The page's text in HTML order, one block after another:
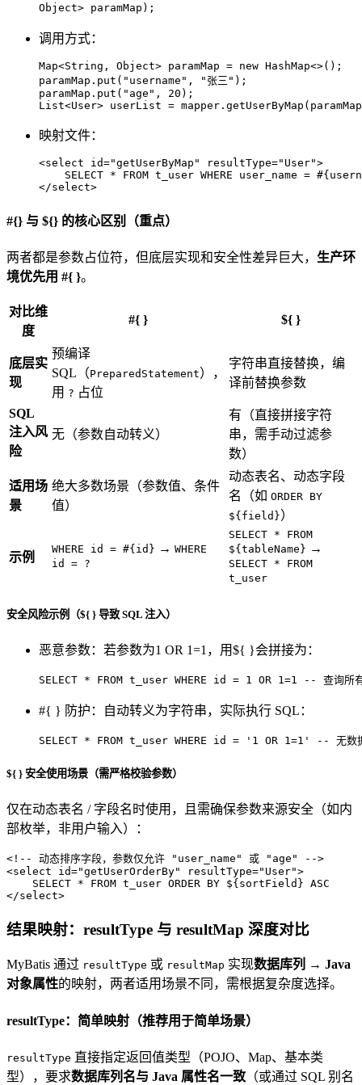
Object> paramMap);
调用方式：
Map<String, Object> paramMap = new HashMap<>();
paramMap.put( "username" , "张三" );
paramMap.put( "age" , 20 );
List<User> userList =
映射文件：
<select id="getUserByMap" resultType="User">
</select>
#{} 与 ${} 的核心区别（重点）
两者都是参数占位符，但底层实现和安全性差异巨大， 生产环
境优先用 #{ }。
对比维
度
#{ } ${ }
底层实
现
预编译
SQL（PreparedStatement），
用 ? 占位
字符串直接替换，编
译前替换参数
SQL
注入风
险
无（参数自动转义）
有（直接拼接字符
串，需手动过滤参
数）
适用场
景
绝大多数场景（参数值、条件
值）
动态表名、动态字段
名（如 ORDER BY
${field}）
示例
WHERE id = #{id} → WHERE
id = ?
SELECT * FROM
${tableName} →
SELECT * FROM
t_user
安全风险示例（${ } 导致 SQL 注入）
恶意参数：若参数为1 OR 1=1，用${ }会拼接为：
SELECT * FROM t_user WHERE id = 1 OR 1 =1 -- 查询所
#{ } 防护：自动转义为字符串，实际执行 SQL：
SELECT * FROM t_user WHERE id = '1 OR 1=1' -- 无数
${ } 安全使用场景（需严格校验参数）
仅在动态表名 / 字段名时使用，且需确保参数来源安全（如内
部枚举，非用户输入）：
<!-- 动态排序字段，参数仅允许 "user_name" 或 "age" -->
<select id="getUserOrderBy" resultType="User">
</select>
结果映射：resultType 与 resultMap 深度对比
MyBatis 通过 resultType 或 resultMap 实现数据库列 → Java
对象属性的映射，两者适用场景不同，需根据复杂度选择。
resultType：简单映射（推荐用于简单场景）
resultType 直接指定返回值类型（POJO、Map、基本类
型），要求数据库列名与 Java 属性名一致 （或通过 SQL 别名